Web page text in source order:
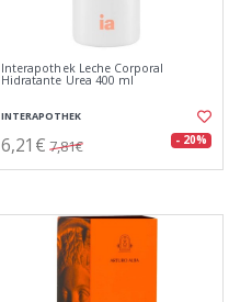
Interapothek Leche Corporal
Hidratante Urea 400 ml
INTERAPOTHEK
6,21€ 7,81€ - 20%